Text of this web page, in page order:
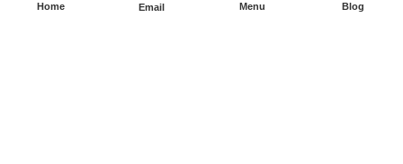
Português Portuguese, Brazil
Home Email Menu Blog